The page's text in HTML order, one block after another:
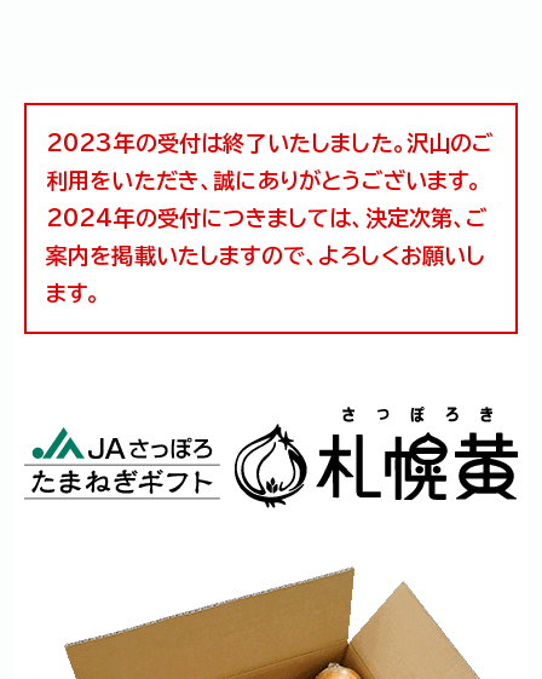
2023年の受付は終了いたしました。沢山のご
利用をいただき、誠にありがとうございます。
2024年の受付につきましては、決定次第、ご
案内を掲載いたしますので、よろしくお願いし
ます。